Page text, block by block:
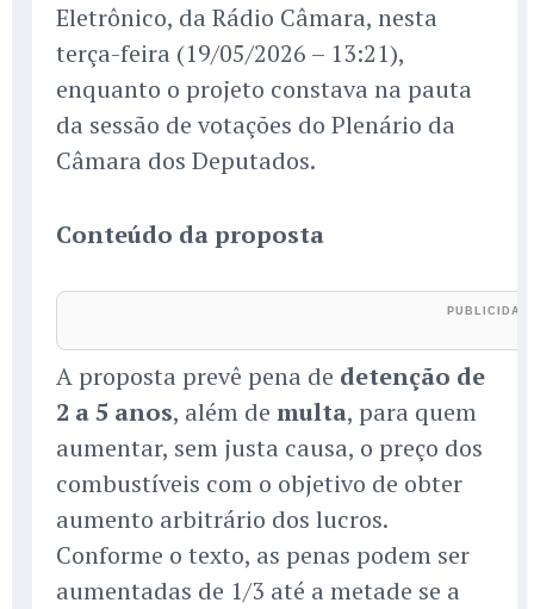
Eletrônico, da Rádio Câmara, nesta
terça-feira (19/05/2026 – 13:21),
enquanto o projeto constava na pauta
da sessão de votações do Plenário da
Câmara dos Deputados.
Conteúdo da proposta
A proposta prevê pena de detenção de
2 a 5 anos, além de multa, para quem
aumentar, sem justa causa, o preço dos
combustíveis com o objetivo de obter
aumento arbitrário dos lucros.
Conforme o texto, as penas podem ser
aumentadas de 1/3 até a metade se a